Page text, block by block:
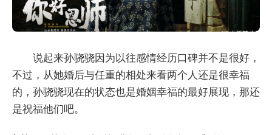
说起来孙骁骁因为以往感情经历口碑并不是很好，
不过，从她婚后与任重的相处来看两个人还是很幸福
的，孙骁骁现在的状态也是婚姻幸福的最好展现，那还
是祝福他们吧。